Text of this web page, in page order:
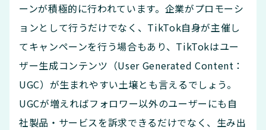
ーンが積極的に行われています。企業がプロモーシ
ョンとして行うだけでなく、TikTok自身が主催し
てキャンペーンを行う場合もあり、TikTokはユー
ザー生成コンテンツ（User Generated Content：
UGC）が生まれやすい土壌とも言えるでしょう。
UGCが増えればフォロワー以外のユーザーにも自
社製品・サービスを訴求できるだけでなく、生み出